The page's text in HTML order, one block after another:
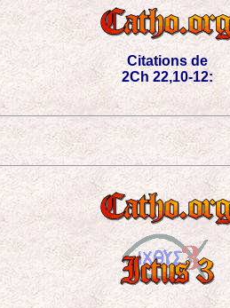
Citations de
2Ch 22,10-12: